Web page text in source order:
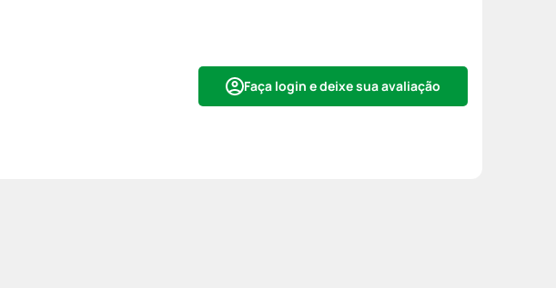
Faça login e deixe sua avaliação